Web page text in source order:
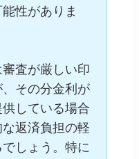
性がありま
査が厳しい印
その分金利が
している場合
返済負担の軽
しょう。特に